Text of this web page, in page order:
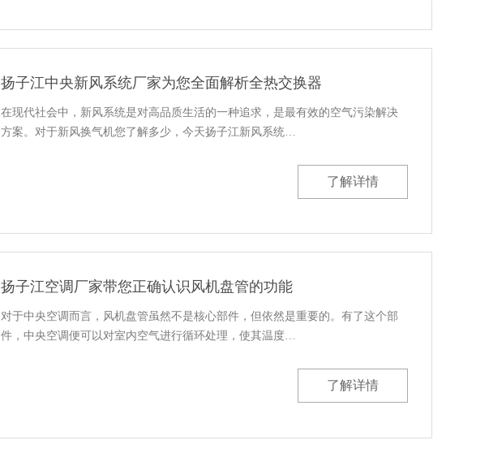
扬子江中央新风系统厂家为您全面解析全热交换器
在现代社会中，新风系统是对高品质生活的一种追求，是最有效的空气污染解决
方案。对于新风换气机您了解多少，今天扬子江新风系统…
了解详情
扬子江空调厂家带您正确认识风机盘管的功能
对于中央空调而言，风机盘管虽然不是核心部件，但依然是重要的。有了这个部
件，中央空调便可以对室内空气进行循环处理，使其温度…
了解详情